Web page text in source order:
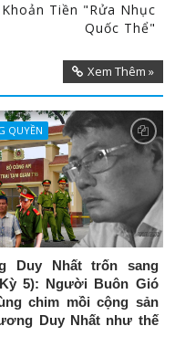
Tiền "rửa Nhục
Quốc Thể"
Xem Thêm »
QUYỀN
Duy Nhất trốn sang
5): Người Buôn Gió
chim mồi cộng sản
Duy Nhất như thế